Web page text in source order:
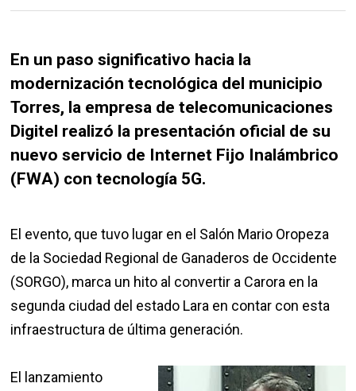
En un paso significativo hacia la
modernización tecnológica del municipio
Torres, la empresa de telecomunicaciones
Digitel realizó la presentación oficial de su
nuevo servicio de Internet Fijo Inalámbrico
(FWA) con tecnología 5G.
El evento, que tuvo lugar en el Salón Mario Oropeza
de la Sociedad Regional de Ganaderos de Occidente
(SORGO), marca un hito al convertir a Carora en la
segunda ciudad del estado Lara en contar con esta
infraestructura de última generación.
​El lanzamiento